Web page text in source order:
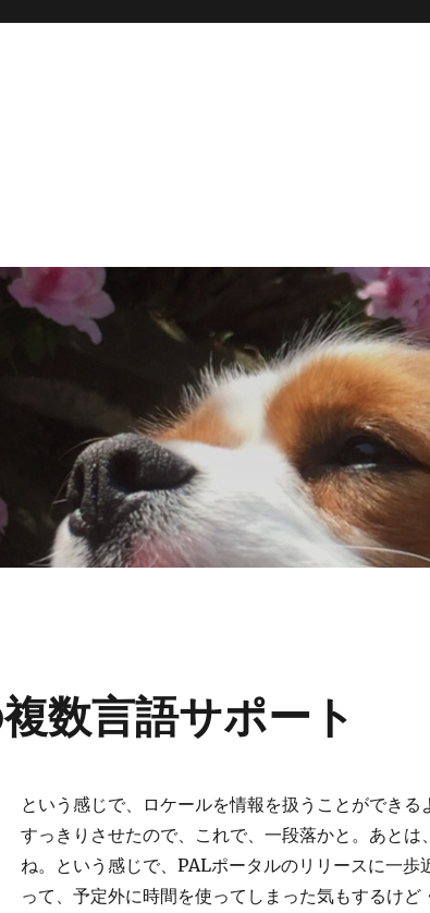
数言語サポート
という感じで、ロケールを情報を扱うことができる
すっきりさせたので、これで、一段落かと。あと
ね。という感じで、PALポータルのリリースに一歩
って、予定外に時間を使ってしまった気もするけ